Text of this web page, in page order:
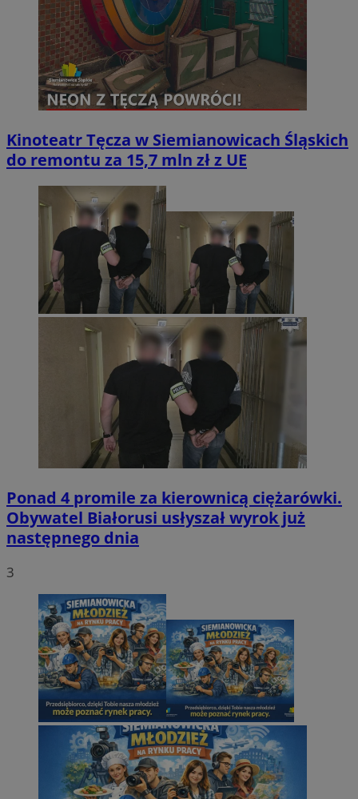
Kinoteatr Tęcza w Siemianowicach Śląskich
do remontu za 15,7 mln zł z UE
Ponad 4 promile za kierownicą ciężarówki.
Obywatel Białorusi usłyszał wyrok już
następnego dnia
3